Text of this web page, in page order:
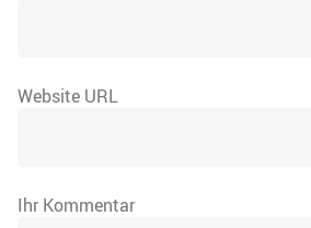
Website URL
Ihr Kommentar